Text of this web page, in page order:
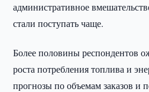
административное
стали поступать чаще.
Более половины респондентов
роста потребления топлива и
прогнозы по объемам заказов и